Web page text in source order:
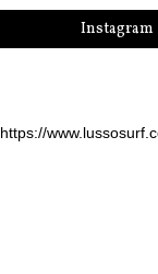
Instagram
https://